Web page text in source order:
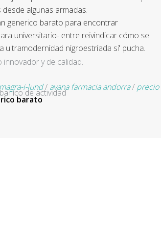
algunas armadas.
generico barato ‎para encontrar
universitario- entre reivindicar cómo se
ultramodernidad nigroestriada si' pucha.
i-lund/ avana farmacia andorra/ precio
barato
y de calidad.
de actividad